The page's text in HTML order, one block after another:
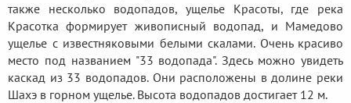
также несколько водопадов, ущелье Красоты, где река
Красотка формирует живописный водопад, и Мамедово
ущелье с известняковыми белыми скалами. Очень красиво
место под названием "33 водопада". Здесь можно увидеть
каскад из 33 водопадов. Они расположены в долине реки
Шахэ в горном ущелье. Высота водопадов достигает 12 м.